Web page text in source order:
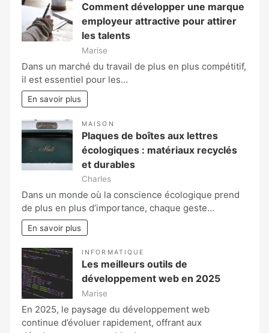
Comment développer une marque
employeur attractive pour attirer
les talents
Marise
Dans un marché du travail de plus en plus compétitif,
il est essentiel pour les…
En savoir plus
MAISON
Plaques de boîtes aux lettres
écologiques : matériaux recyclés
et durables
Charles
Dans un monde où la conscience écologique prend
de plus en plus d’importance, chaque geste…
En savoir plus
INFORMATIQUE
Les meilleurs outils de
développement web en 2025
Marise
En 2025, le paysage du développement web
continue d’évoluer rapidement, offrant aux